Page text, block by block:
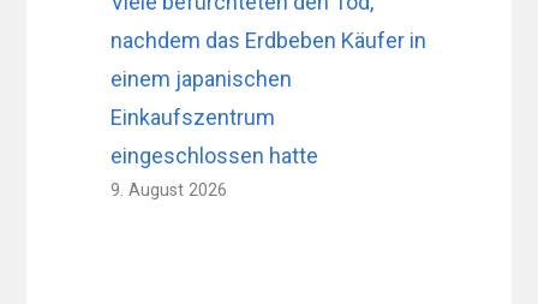
nachdem das Erdbeben Käufer in
einem japanischen
Einkaufszentrum
eingeschlossen hatte
9. August 2026